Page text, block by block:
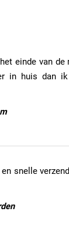
einde van de
in huis dan ik
snelle